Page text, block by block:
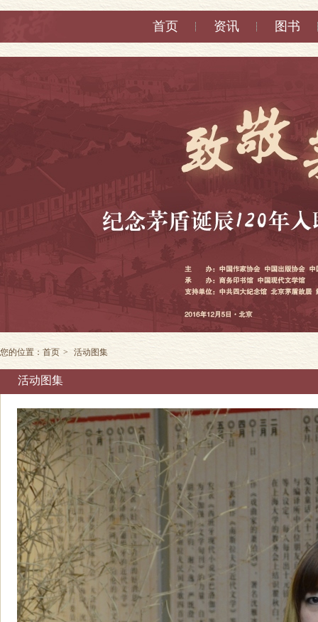
首页 资讯 图书
您的位置： 首页 > 活动图集
活动图集